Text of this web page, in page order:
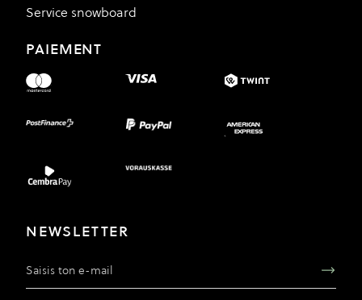
Service snowboard
PAIEMENT
NEWSLETTER
Adresse e-mail